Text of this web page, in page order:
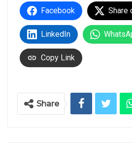
Facebook Share
LinkedIn
Copy Link
Share